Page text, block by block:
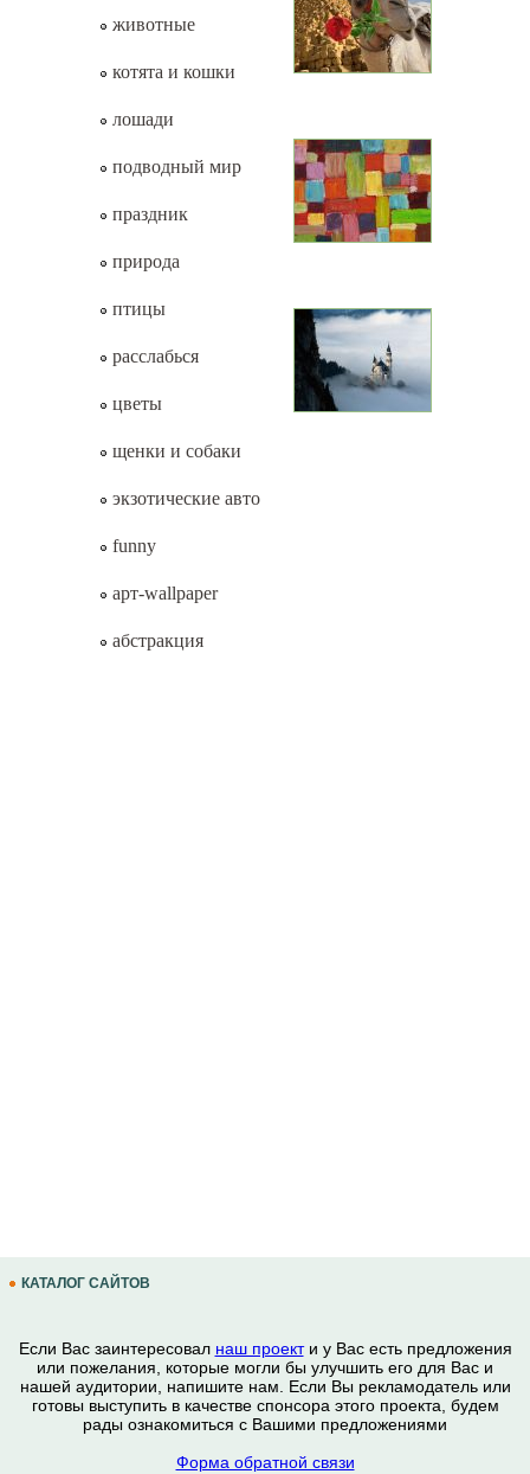
животные
котята и кошки
лошади
подводный мир
праздник
природа
птицы
расслабься
цветы
щенки и собаки
экзотические авто
funny
арт-wallpaper
абстракция
КАТАЛОГ САЙТОВ
Если Вас заинтересовал наш проекти у Вас есть предложения
или пожелания, которые могли бы улучшить его для Вас и
нашей аудитории, напишите нам. Если Вы рекламодатель или
готовы выступить в качестве спонсора этого проекта, будем
рады ознакомиться с Вашими предложениями
Форма обратной связи